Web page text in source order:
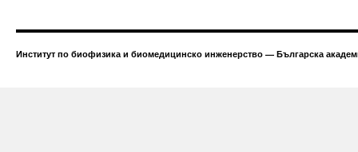
Институт по биофизика и биомедицинско инженерство — Българска